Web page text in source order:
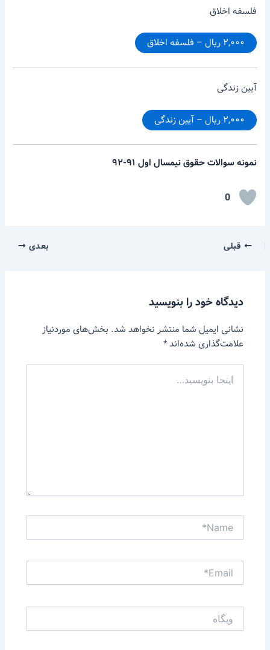
فلسفه اخلاق
۲,۰۰۰ ریال – فلسفه اخلاق
آیین زندگی
۲,۰۰۰ ریال – آیین زندگی
نمونه سوالات حقوق نیمسال اول ۹۱-۹۲
0
قبلی بعدی
دیدگاه‌ خود را بنویسید
نشانی ایمیل شما منتشر نخواهد شد. بخش‌های موردنیاز
علامت‌گذاری شده‌اند*
بنویسید…
Name*
Email*